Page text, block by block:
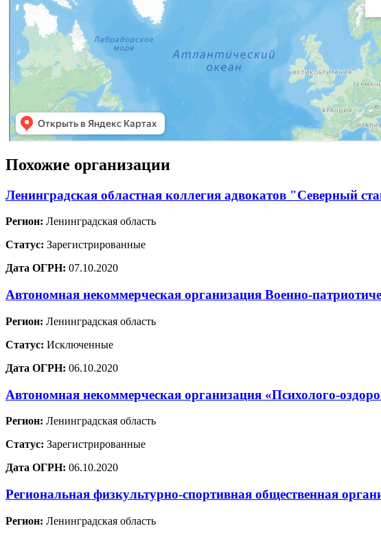
Похожие организации
Ленинградская областная коллегия адвокатов "Северный
Регион: Ленинградская область
Статус: Зарегистрированные
Дата ОГРН: 07.10.2020
Автономная некоммерческая организация Военно-
Регион: Ленинградская область
Статус: Исключенные
Дата ОГРН: 06.10.2020
Автономная некоммерческая организация «Психолого-
Регион: Ленинградская область
Статус: Зарегистрированные
Дата ОГРН: 06.10.2020
Региональная физкультурно-спортивная общественная
Регион: Ленинградская область